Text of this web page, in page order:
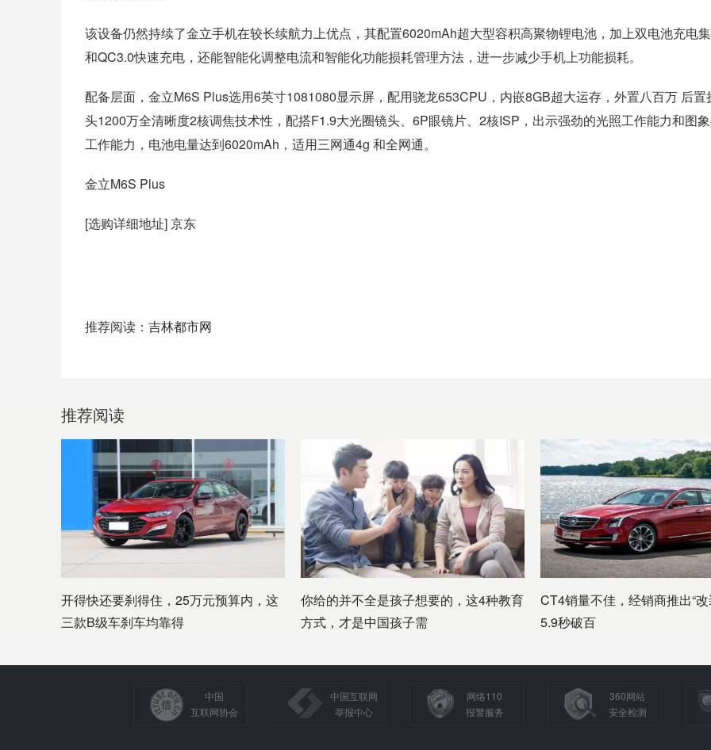
该设备仍然持续了金立手机在较长续航力上优点，其配置6020mAh超大型容积高聚物锂电池，加上双电池充电
和QC3.0快速充电，还能智能化调整电流和智能化功能损耗管理方法，进一步减少手机上功能损耗。
配备层面，金立M6S Plus选用6英寸1081080显示屏，配用骁龙653CPU，内嵌8GB超大运存，外置八百万 后置
头1200万全清晰度2核调焦技术性，配搭F1.9大光圈镜头、6P眼镜片、2核ISP，出示强劲的光照工作能力和图
工作能力，电池电量达到6020mAh，适用三网通4g 和全网通。
金立M6S Plus
[选购详细地址] 京东
推荐阅读： 吉林都市网
推荐阅读
开得快还要刹得住，25万元预算内，这
三款B级车刹车均靠得
你给的并不全是孩子想要的，这4种教育
方式，才是中国孩子需
CT4销量不佳，经销商推出“
5.9秒破百
中国
互联网协会
中国互联网
举报中心
网络110
报警服务
360网站
安全检测